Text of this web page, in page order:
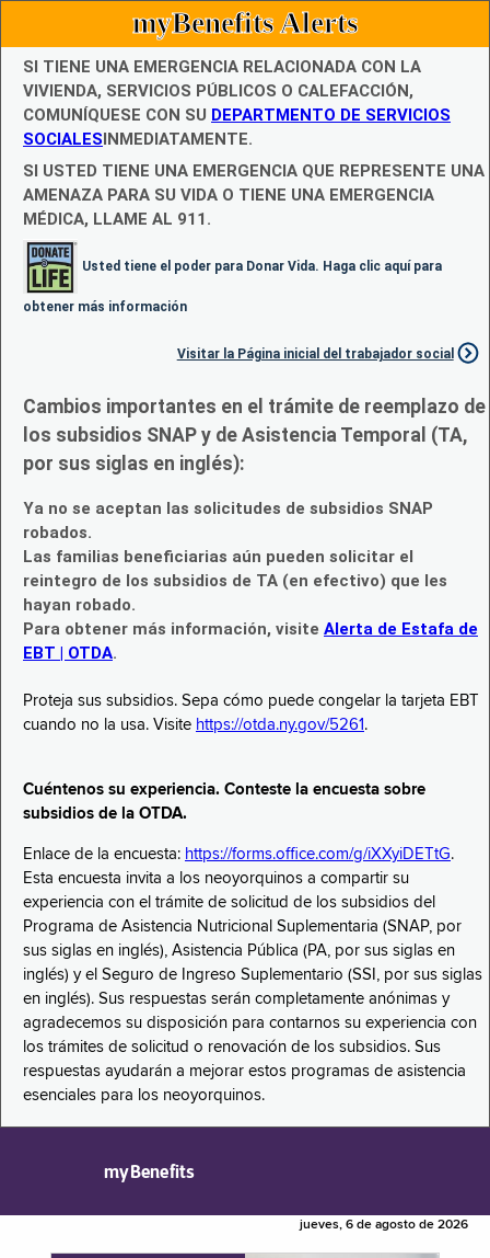
myBenefits Alerts
SI TIENE UNA EMERGENCIA RELACIONADA CON LA
VIVIENDA, SERVICIOS PÚBLICOS O CALEFACCIÓN,
COMUNÍQUESE CON SU DEPARTMENTO DE SERVICIOS
SOCIALESINMEDIATAMENTE.
SI USTED TIENE UNA EMERGENCIA QUE REPRESENTE UNA
AMENAZA PARA SU VIDA O TIENE UNA EMERGENCIA
MÉDICA, LLAME AL 911.
Usted tiene el poder para Donar Vida. Haga clic aquí para
obtener más información
Visitar la Página inicial del trabajador social
Cambios importantes en el trámite de reemplazo de
los subsidios SNAP y de Asistencia Temporal (TA,
por sus siglas en inglés):
Ya no se aceptan las solicitudes de subsidios SNAP
robados.
Las familias beneficiarias aún pueden solicitar el
reintegro de los subsidios de TA (en efectivo) que les
hayan robado.
Para obtener más información, visite Alerta de Estafa de
EBT | OTDA.
Proteja sus subsidios. Sepa cómo puede congelar la tarjeta EBT
cuando no la usa. Visite https://otda.ny.gov/5261 .
Cuéntenos su experiencia. Conteste la encuesta sobre
subsidios de la OTDA.
Enlace de la encuesta: https://forms.office.com/g/iXXyiDETtG.
Esta encuesta invita a los neoyorquinos a compartir su
experiencia con el trámite de solicitud de los subsidios del
Programa de Asistencia Nutricional Suplementaria (SNAP, por
sus siglas en inglés), Asistencia Pública (PA, por sus siglas en
inglés) y el Seguro de Ingreso Suplementario (SSI, por sus siglas
en inglés). Sus respuestas serán completamente anónimas y
agradecemos su disposición para contarnos su experiencia con
los trámites de solicitud o renovación de los subsidios. Sus
respuestas ayudarán a mejorar estos programas de asistencia
esenciales para los neoyorquinos.
myBenefits
jueves, 6 de agosto de 2026